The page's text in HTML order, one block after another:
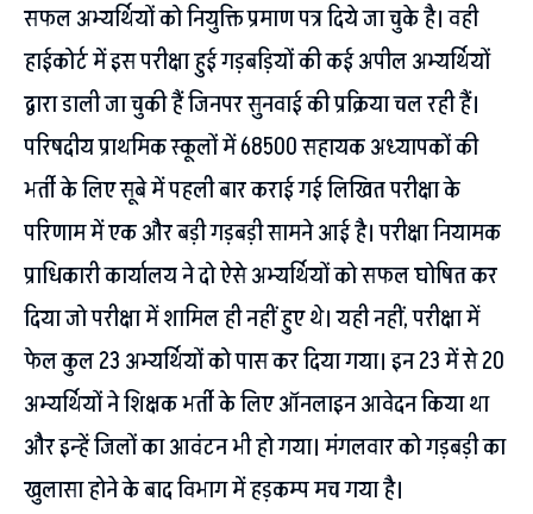
सफल अभ्यर्थियों को नियुक्ति प्रमाण पत्र दिये जा चुके है। वही
हाईकोर्ट में इस परीक्षा हुई गड़बड़ियों की कई अपील अभ्यर्थियों
द्वारा डाली जा चुकी हैं जिनपर सुनवाई की प्रक्रिया चल रही हैं।
परिषदीय प्राथमिक स्कूलों में 68500 सहायक अध्यापकों की
भर्ती के लिए सूबे में पहली बार कराई गई लिखित परीक्षा के
परिणाम में एक और बड़ी गड़बड़ी सामने आई है। परीक्षा नियामक
प्राधिकारी कार्यालय ने दो ऐसे अभ्यर्थियों को सफल घोषित कर
दिया जो परीक्षा में शामिल ही नहीं हुए थे। यही नहीं, परीक्षा में
फेल कुल 23 अभ्यर्थियों को पास कर दिया गया। इन 23 में से 20
अभ्यर्थियों ने शिक्षक भर्ती के लिए ऑनलाइन आवेदन किया था
और इन्हें जिलों का आवंटन भी हो गया। मंगलवार को गड़बड़ी का
खुलासा होने के बाद विभाग में हड़कम्प मच गया है।